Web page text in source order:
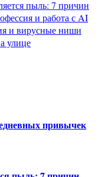
пыль: 7 причин
и работа с AI
и вирусные ниши
улице
привычек